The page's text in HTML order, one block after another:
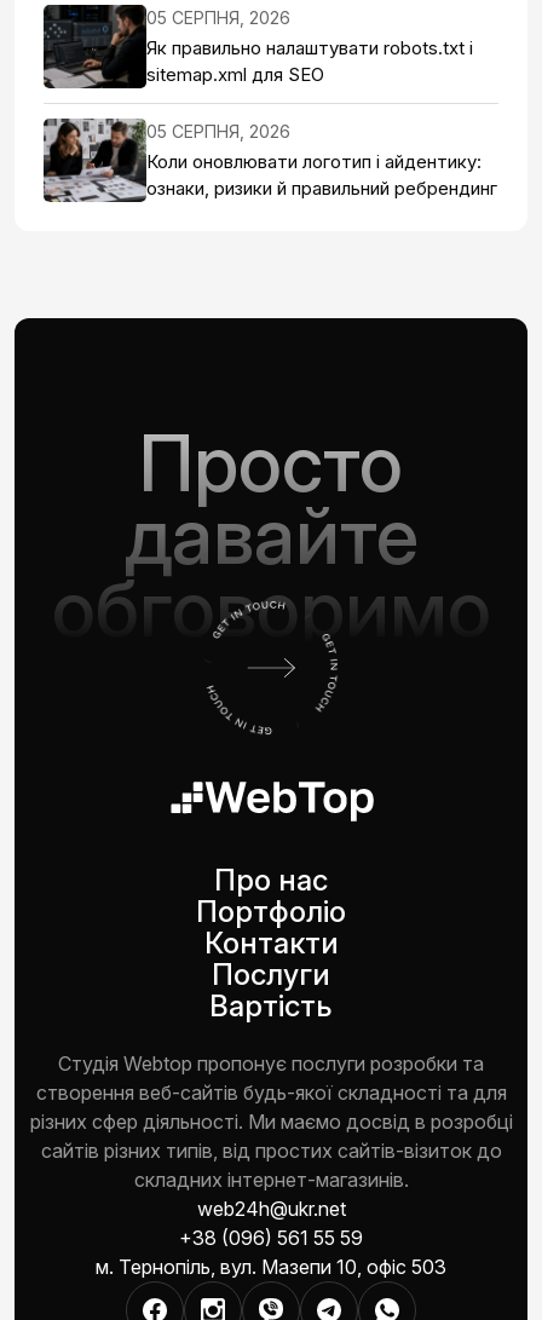
05 СЕРПНЯ, 2026
Як правильно налаштувати robots.txt і
sitemap.xml для SEO
05 СЕРПНЯ, 2026
Коли оновлювати логотип і айдентику:
ознаки, ризики й правильний ребрендинг
Просто
давайте
обговоримо
Про нас
Портфоліо
Контакти
Послуги
Вартість
Студія Webtop пропонує послуги розробки та
створення веб-сайтів будь-якої складності та для
різних сфер діяльності. Ми маємо досвід в розробці
сайтів різних типів, від простих сайтів-візиток до
складних інтернет-магазинів.
web24h@ukr.net
+38 (096) 561 55 59
м. Тернопіль, вул. Мазепи 10, офіс 503